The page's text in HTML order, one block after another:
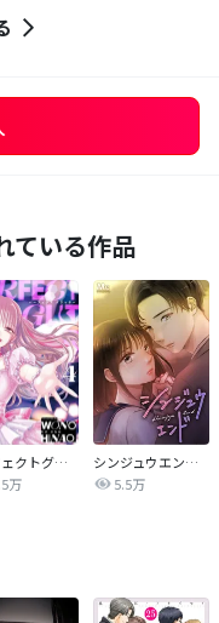
ている作品
パーフェクトグリッター
万
シンジュウエンド【タテヨミ】
5.5万